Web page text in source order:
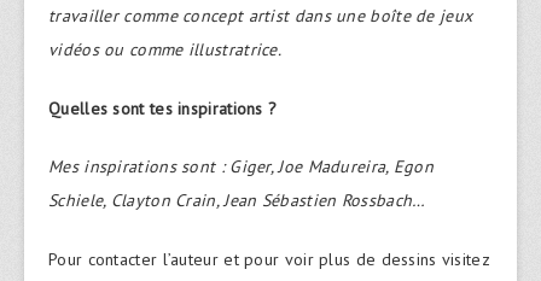
travailler comme concept artist dans une boîte de jeux
vidéos ou comme illustratrice.
Quelles sont tes inspirations ?
Mes inspirations sont : Giger, Joe Madureira, Egon
Schiele, Clayton Crain, Jean Sébastien Rossbach…
Pour contacter l’auteur et pour voir plus de dessins visitez